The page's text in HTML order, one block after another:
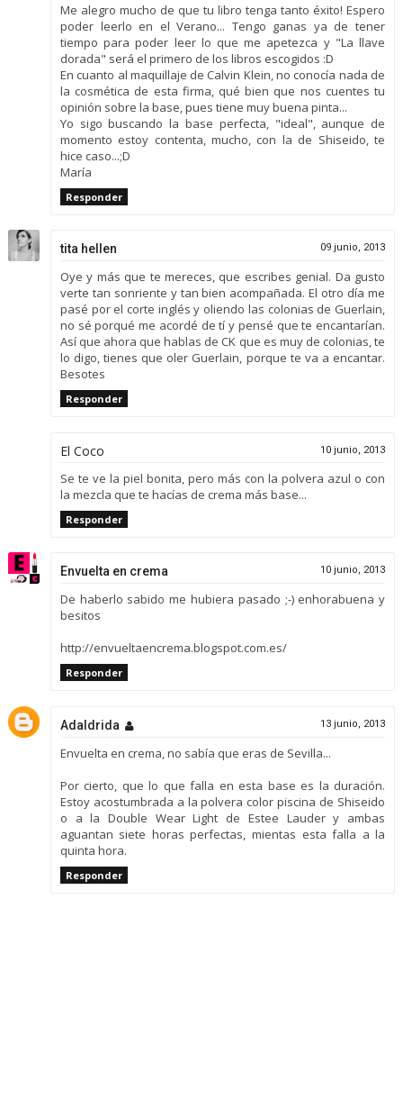
Me alegro mucho de que tu libro tenga tanto éxito! Espero
poder leerlo en el Verano... Tengo ganas ya de tener
tiempo para poder leer lo que me apetezca y "La llave
dorada" será el primero de los libros escogidos :D
En cuanto al maquillaje de Calvin Klein, no conocía nada de
la cosmética de esta firma, qué bien que nos cuentes tu
opinión sobre la base, pues tiene muy buena pinta...
Yo sigo buscando la base perfecta, "ideal", aunque de
momento estoy contenta, mucho, con la de Shiseido, te
hice caso...;D
María
Responder
tita hellen 09 junio, 2013
Oye y más que te mereces, que escribes genial. Da gusto
verte tan sonriente y tan bien acompañada. El otro día me
pasé por el corte inglés y oliendo las colonias de Guerlain,
no sé porqué me acordé de tí y pensé que te encantarían.
Así que ahora que hablas de CK que es muy de colonias, te
lo digo, tienes que oler Guerlain, porque te va a encantar.
Besotes
Responder
El Coco 10 junio, 2013
Se te ve la piel bonita, pero más con la polvera azul o con
la mezcla que te hacías de crema más base...
Responder
Envuelta en crema 10 junio, 2013
De haberlo sabido me hubiera pasado ;-) enhorabuena y
besitos
http://envueltaencrema.blogspot.com.es/
Responder
Adaldrida 13 junio, 2013
Envuelta en crema, no sabía que eras de Sevilla...
Por cierto, que lo que falla en esta base es la duración.
Estoy acostumbrada a la polvera color piscina de Shiseido
o a la Double Wear Light de Estee Lauder y ambas
aguantan siete horas perfectas, mientas esta falla a la
quinta hora.
Responder